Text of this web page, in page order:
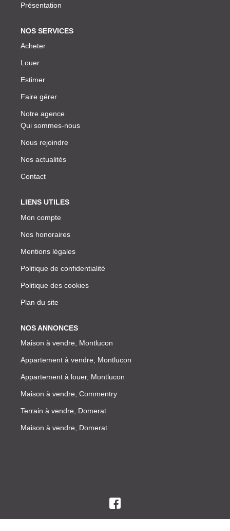
Présentation
NOS SERVICES
Acheter
Louer
Estimer
Faire gérer
Notre agence
Qui sommes-nous
Nous rejoindre
Nos actualités
Contact
LIENS UTILES
Mon compte
Nos honoraires
Mentions légales
Politique de confidentialité
Politique des cookies
Plan du site
NOS ANNONCES
Maison à vendre, Montlucon
Appartement à vendre, Montlucon
Appartement à louer, Montlucon
Maison à vendre, Commentry
Terrain à vendre, Domerat
Maison à vendre, Domerat